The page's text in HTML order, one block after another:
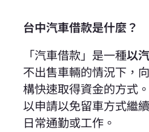
台中汽車借款是什麼？
「汽車借款 」是一種以
不出售車輛的情況下，
構快速取得資金的方式
以申請以免留車方式繼
日常通勤或工作。